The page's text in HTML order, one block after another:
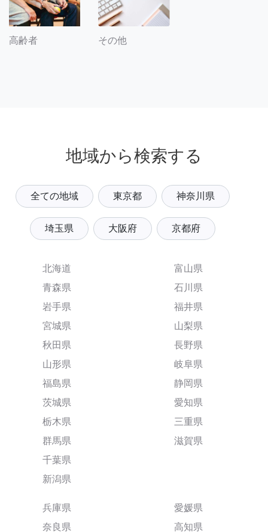
高齢者 その他
地域から検索する
全ての地域 東京都 神奈川県
埼玉県 大阪府 京都府
北海道
青森県
岩手県
宮城県
秋田県
山形県
福島県
茨城県
栃木県
群馬県
千葉県
新潟県
富山県
石川県
福井県
山梨県
長野県
岐阜県
静岡県
愛知県
三重県
滋賀県
兵庫県
奈良県
愛媛県
高知県